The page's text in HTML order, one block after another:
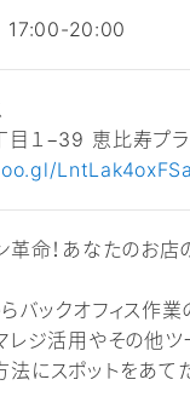
17:00-20:00
目１−39 恵比寿プ
革命！あなたのお店
バックオフィス作
レジ活用やその他
にスポットをあて